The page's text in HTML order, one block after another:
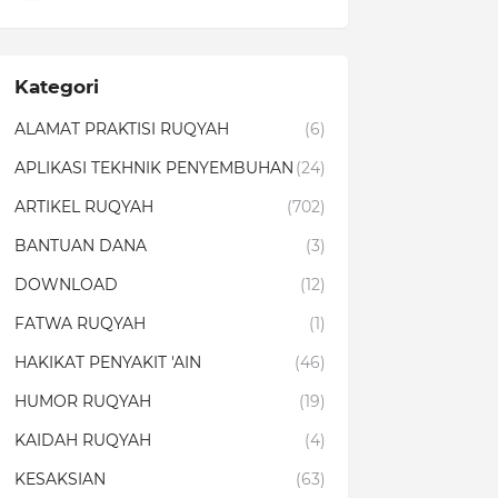
Kategori
ALAMAT PRAKTISI RUQYAH
(6)
APLIKASI TEKHNIK PENYEMBUHAN (24)
ARTIKEL RUQYAH
(702)
BANTUAN DANA
(3)
DOWNLOAD
(12)
FATWA RUQYAH
(1)
HAKIKAT PENYAKIT 'AIN
(46)
HUMOR RUQYAH
(19)
KAIDAH RUQYAH
(4)
KESAKSIAN
(63)